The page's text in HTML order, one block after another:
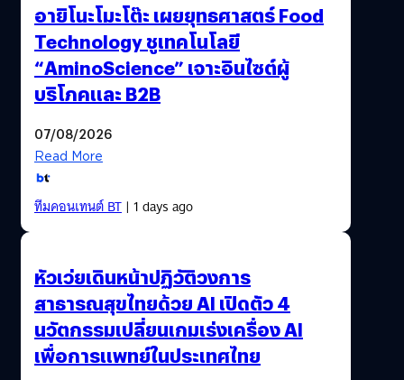
อายิโนะโมะโต๊ะ เผยยุทธศาสตร์ Food
Technology ชูเทคโนโลยี
“AminoScience” เจาะอินไซต์ผู้
บริโภคและ B2B
07/08/2026
Read More
ทีมคอนเทนต์ BT| 1 days ago
หัวเว่ยเดินหน้าปฏิวัติวงการ
สาธารณสุขไทยด้วย AI เปิดตัว 4
นวัตกรรมเปลี่ยนเกมเร่งเครื่อง AI
เพื่อการแพทย์ในประเทศไทย